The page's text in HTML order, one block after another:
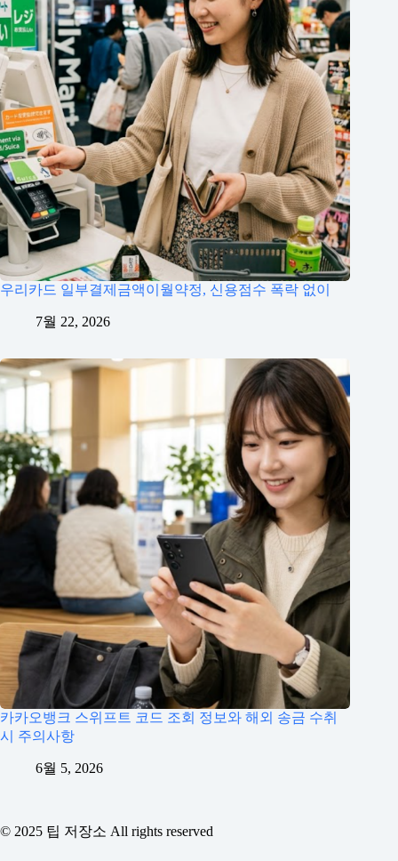
우리카드 일부결제금액이월약정, 신용점수 폭락 없이
7월 22, 2026
카카오뱅크 스위프트 코드 조회 정보와 해외 송금 수취
시 주의사항
6월 5, 2026
© 2025 팁 저장소 All rights reserved